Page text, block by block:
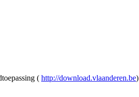
( http://download.vlaanderen.be)